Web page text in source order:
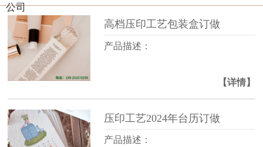
公司
高档压印工艺包装盒订做
产品描述：
【详情】
压印工艺2024年台历订做
产品描述：